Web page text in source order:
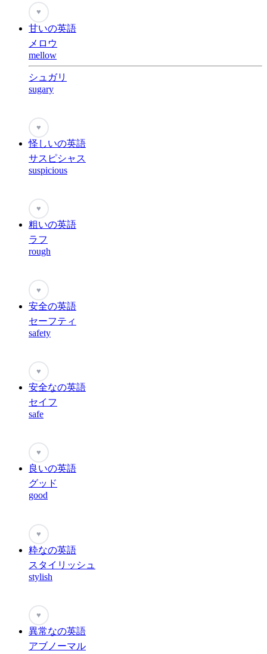
♥
甘いの英語
メロウ
mellow
シュガリ
sugary
♥
怪しいの英語
サスピシャス
suspicious
♥
粗いの英語
ラフ
rough
♥
安全の英語
セーフティ
safety
♥
安全なの英語
セイフ
safe
♥
良いの英語
グッド
good
♥
粋なの英語
スタイリッシュ
stylish
♥
異常なの英語
アブノーマル